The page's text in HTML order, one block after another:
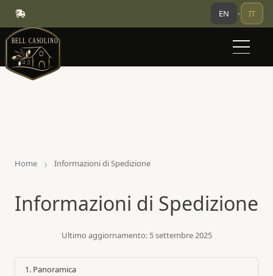
EN • IT
Home Informazioni di Spedizione
Informazioni di Spedizione
Ultimo aggiornamento:5 settembre 2025
1. Panoramica